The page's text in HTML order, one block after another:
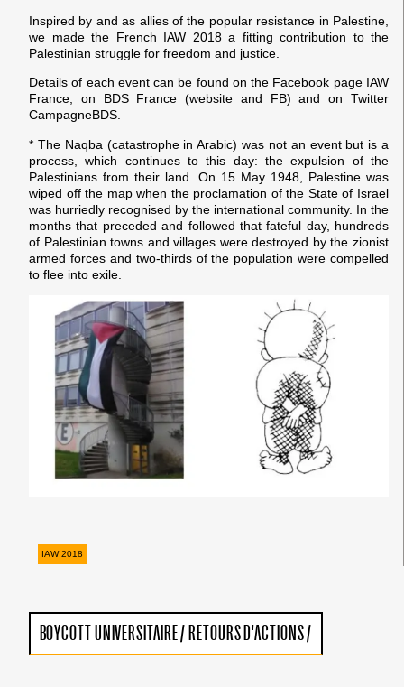
Inspired by and as allies of the popular resistance in Palestine,
we made the French IAW 2018 a fitting contribution to the
Palestinian struggle for freedom and justice.
Details of each event can be found on the Facebook page IAW
France, on BDS France (website and FB) and on Twitter
CampagneBDS.
* The Naqba (catastrophe in Arabic) was not an event but is a
process, which continues to this day: the expulsion of the
Palestinians from their land. On 15 May 1948, Palestine was
wiped off the map when the proclamation of the State of Israel
was hurriedly recognised by the international community. In the
months that preceded and followed that fateful day, hundreds
of Palestinian towns and villages were destroyed by the zionist
armed forces and two-thirds of the population were compelled
to flee into exile.
IAW 2018
BOYCOTT UNIVERSITAIRE/ RETOURS D'ACTIONS/